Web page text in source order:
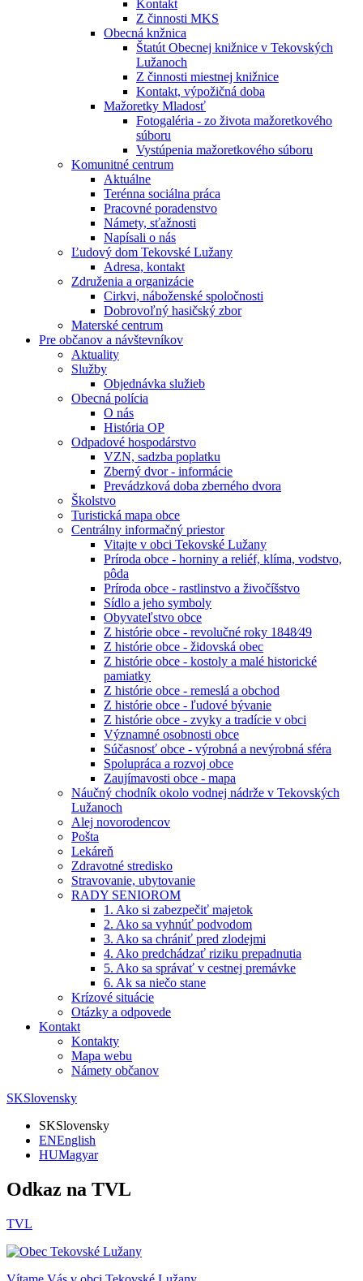
Kontakt
Z činnosti MKS
Obecná knžnica
Štatút Obecnej knižnice v Tekovských
Lužanoch
Z činnosti miestnej knižnice
Kontakt, výpožičná doba
Mažoretky Mladosť
Fotogaléria - zo života mažoretkového
súboru
Vystúpenia mažoretkového súboru
Komunitné centrum
Aktuálne
Terénna sociálna práca
Pracovné poradenstvo
Námety, sťažnosti
Napísali o nás
Ľudový dom Tekovské Lužany
Adresa, kontakt
Združenia a organizácie
Cirkvi, náboženské spoločnosti
Dobrovoľný hasičský zbor
Materské centrum
Pre občanov a návštevníkov
Aktuality
Služby
Objednávka služieb
Obecná polícia
O nás
História OP
Odpadové hospodárstvo
VZN, sadzba poplatku
Zberný dvor - informácie
Prevádzková doba zberného dvora
Školstvo
Turistická mapa obce
Centrálny informačný priestor
Vitajte v obci Tekovské Lužany
Príroda obce - horniny a reliéf, klíma, vodstvo,
pôda
Príroda obce - rastlinstvo a živočíšstvo
Sídlo a jeho symboly
Obyvateľstvo obce
Z histórie obce - revolučné roky 1848⁄49
Z histórie obce - židovská obec
Z histórie obce - kostoly a malé historické
pamiatky
Z histórie obce - remeslá a obchod
Z histórie obce - ľudové bývanie
Z histórie obce - zvyky a tradície v obci
Významné osobnosti obce
Súčasnosť obce - výrobná a nevýrobná sféra
Spolupráca a rozvoj obce
Zaujímavosti obce - mapa
Náučný chodník okolo vodnej nádrže v Tekovských
Lužanoch
Alej novorodencov
Pošta
Lekáreň
Zdravotné stredisko
Stravovanie, ubytovanie
RADY SENIOROM
1. Ako si zabezpečiť majetok
2. Ako sa vyhnúť podvodom
3. Ako sa chrániť pred zlodejmi
4. Ako predchádzať riziku prepadnutia
5. Ako sa správať v cestnej premávke
6. Ak sa niečo stane
Krízové situácie
Otázky a odpovede
Kontakt
Kontakty
Mapa webu
Námety občanov
SKSlovensky
SKSlovensky
ENEnglish
HUMagyar
Odkaz na TVL
TVL